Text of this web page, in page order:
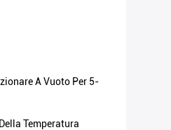
A Vuoto Per 5-
Temperatura